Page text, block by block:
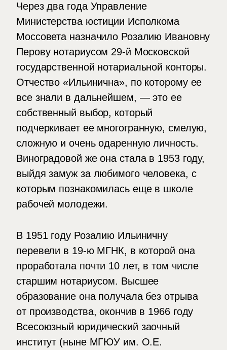
Через два года Управление
Министерства юстиции Исполкома
Моссовета назначило Розалию Ивановну
Перову нотариусом 29-й Московской
государственной нотариальной конторы.
Отчество «Ильинична», по которому ее
все знали в дальнейшем, — это ее
собственный выбор, который
подчеркивает ее многогранную, смелую,
сложную и очень одаренную личность.
Виноградовой же она стала в 1953 году,
выйдя замуж за любимого человека, с
которым познакомилась еще в школе
рабочей молодежи.
В 1951 году Розалию Ильиничну
перевели в 19-ю МГНК, в которой она
проработала почти 10 лет, в том числе
старшим нотариусом. Высшее
образование она получала без отрыва
от производства, окончив в 1966 году
Всесоюзный юридический заочный
институт (ныне МГЮУ им. О.Е.